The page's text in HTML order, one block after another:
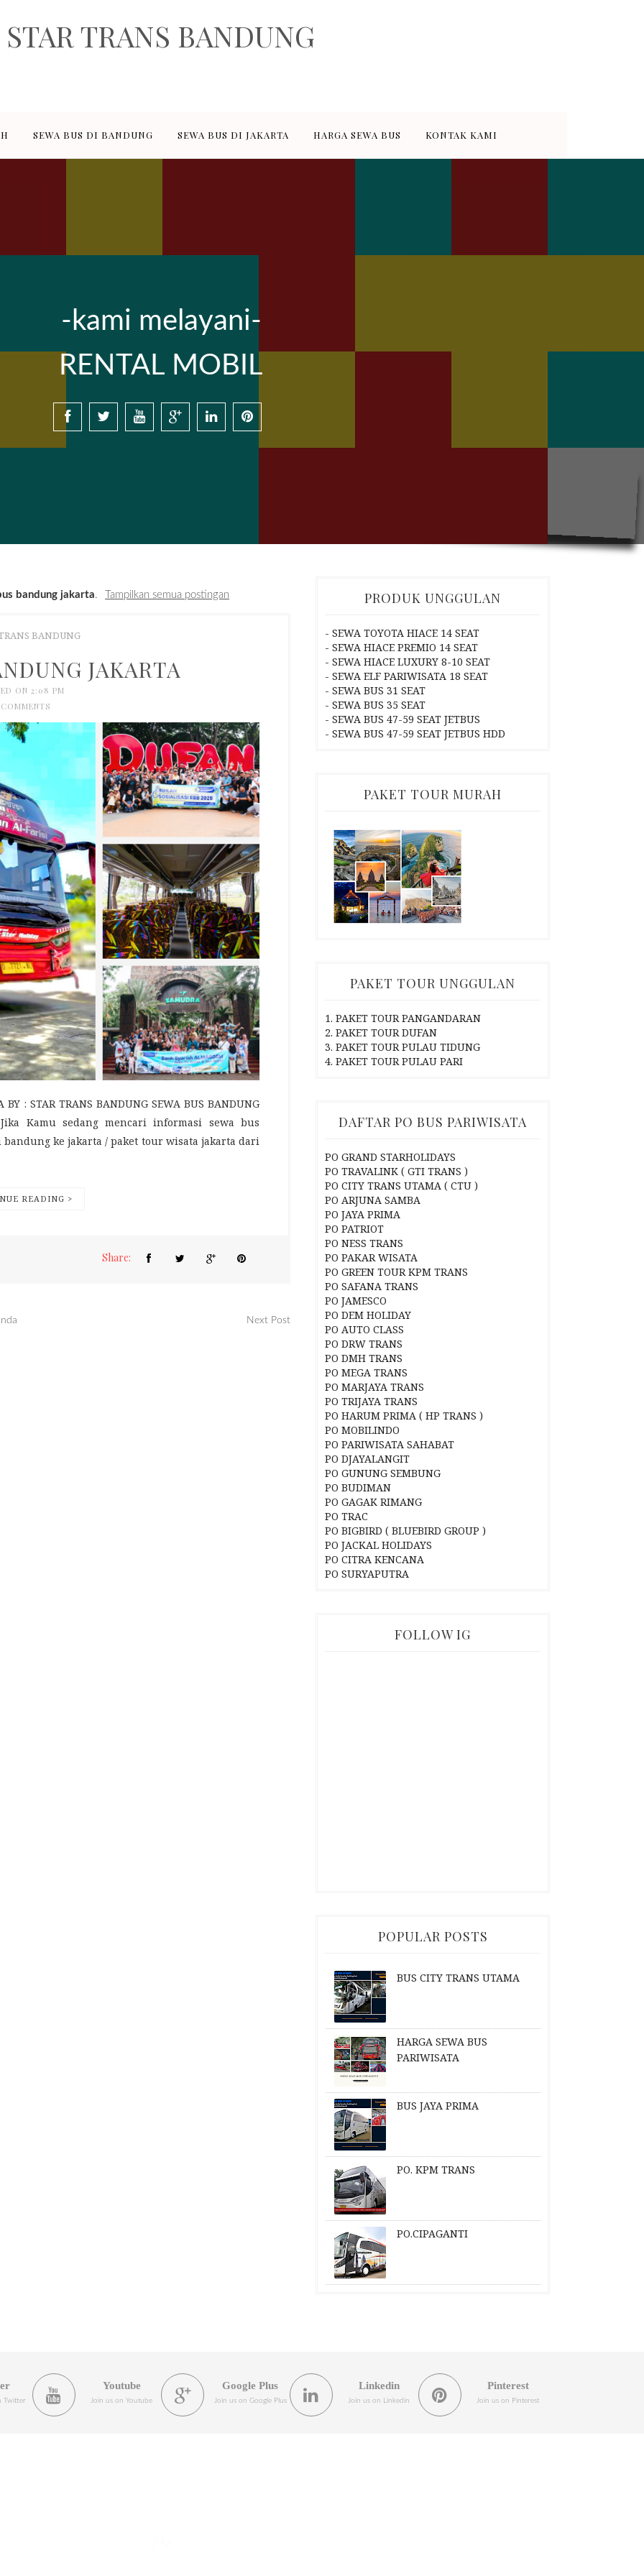
STAR TRANS BANDUNG
perusahaan penyedia jasa sewa transportasi pariwisata dan paket wisata murah dan terpercaya di Kota
SEWA BUS DI BANDUNG SEWA BUS DI JAKARTA HARGA SEWA BUS KONTAK KAMI
-kami melayani-
RENTAL MOBIL
bandung jakarta. Tampilkan semua postingan
BANDUNG
JAKARTA
ON 2:08 PM
BY : STAR TRANS BANDUNG SEWA BUS BANDUNG
Jika Kamu sedang mencari informasi sewa bus
ke jakarta / paket tour wisata jakarta dari
READING >
Share:
Next Post
PRODUK UNGGULAN
- SEWA TOYOTA HIACE 14 SEAT
- SEWA HIACE PREMIO 14 SEAT
- SEWA HIACE LUXURY 8-10 SEAT
- SEWA ELF PARIWISATA 18 SEAT
- SEWA BUS 31 SEAT
- SEWA BUS 35 SEAT
- SEWA BUS 47-59 SEAT JETBUS
- SEWA BUS 47-59 SEAT JETBUS HDD
PAKET TOUR MURAH
PAKET TOUR UNGGULAN
1. PAKET TOUR PANGANDARAN
2. PAKET TOUR DUFAN
3. PAKET TOUR PULAU TIDUNG
4. PAKET TOUR PULAU PARI
DAFTAR PO BUS PARIWISATA
PO GRAND STARHOLIDAYS
PO TRAVALINK ( GTI TRANS )
PO CITY TRANS UTAMA ( CTU )
PO ARJUNA SAMBA
PO JAYA PRIMA
PO PATRIOT
PO NESS TRANS
PO PAKAR WISATA
PO GREEN TOUR KPM TRANS
PO SAFANA TRANS
PO JAMESCO
PO DEM HOLIDAY
PO AUTO CLASS
PO DRW TRANS
PO DMH TRANS
PO MEGA TRANS
PO MARJAYA TRANS
PO TRIJAYA TRANS
PO HARUM PRIMA ( HP TRANS )
PO MOBILINDO
PO PARIWISATA SAHABAT
PO DJAYALANGIT
PO GUNUNG SEMBUNG
PO BUDIMAN
PO GAGAK RIMANG
PO TRAC
PO BIGBIRD ( BLUEBIRD GROUP )
PO JACKAL HOLIDAYS
PO CITRA KENCANA
PO SURYAPUTRA
FOLLOW IG
POPULAR POSTS
BUS CITY TRANS UTAMA
HARGA SEWA BUS
PARIWISATA
BUS JAYA PRIMA
PO. KPM TRANS
PO.CIPAGANTI
Twitter
Youtube
Join us on Youtube
Google Plus
Join us on Google Plus
Linkedin
Join us on Linkedin
Pinterest
Join us on Pinterest